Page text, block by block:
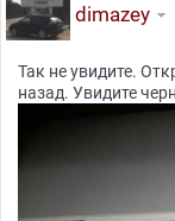
dimazey
Так не увидите.
назад. Увидите